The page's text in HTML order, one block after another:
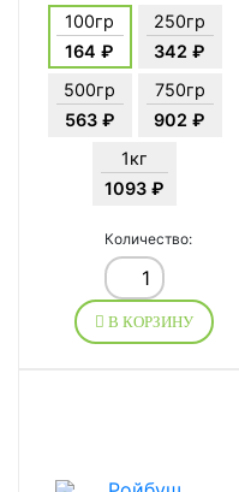
100гр
164 ₽
250гр
342 ₽
500гр
563 ₽
750гр
902 ₽
1кг
1093 ₽
Количество:
В КОРЗИНУ